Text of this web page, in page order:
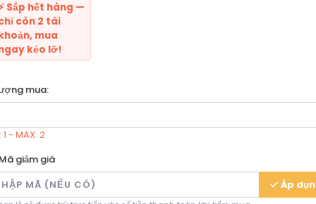
Sắp hết hàng —
còn 2 tài
mua
kẻo lỡ!
mua:
1 - MAX: 2
Mã giảm giá
Áp